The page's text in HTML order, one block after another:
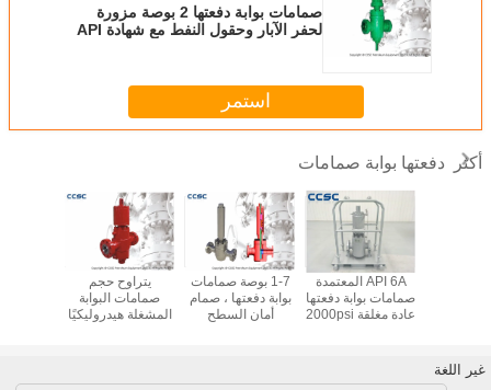
صمامات بوابة دفعتها 2 بوصة مزورة
لحفر الآبار وحقول النفط مع شهادة API
استمر
أكثر دفعتها بوابة صمامات
يتراوح حجم
صمامات البوابة
المشغلة هيدروليكيًا
1-7 بوصة صمامات
بوابة دفعتها ، صمام
أمان السطح
API 6A المعتمدة
صمامات بوابة دفعتها
عادة مغلقة 2000psi
غير اللغة